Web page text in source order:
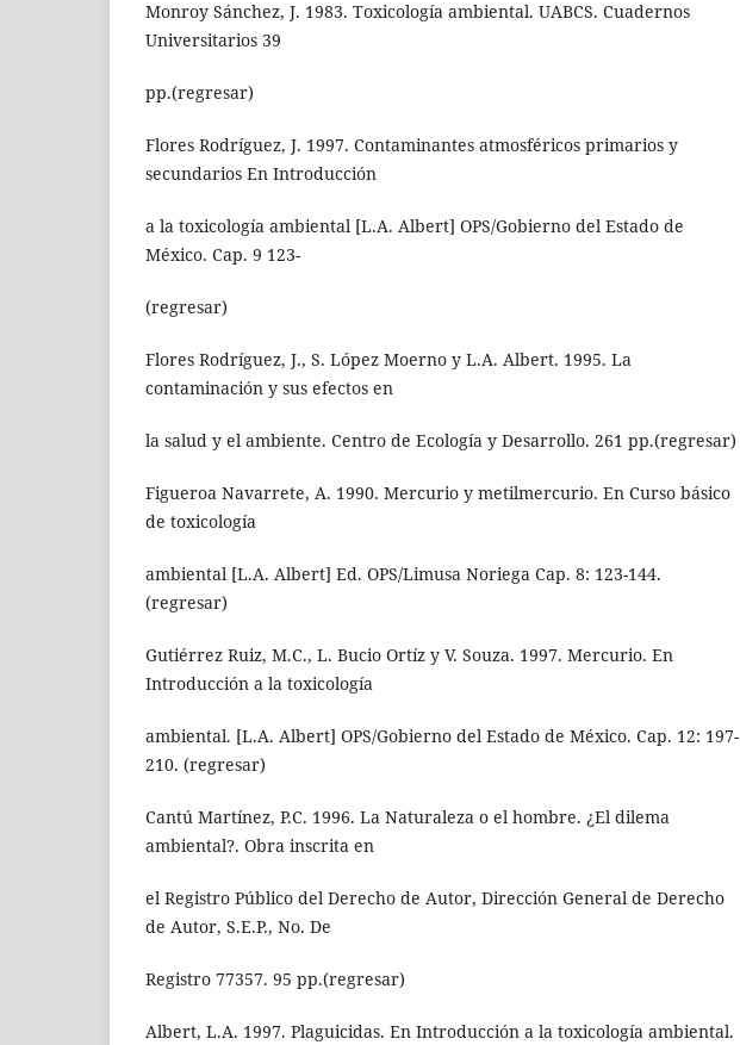
Monroy Sánchez, J. 1983. Toxicología ambiental. UABCS. Cuadernos
Universitarios 39
pp.(regresar)
Flores Rodríguez, J. 1997. Contaminantes atmosféricos primarios y
secundarios En Introducción
a la toxicología ambiental [L.A. Albert] OPS/Gobierno del Estado de
México. Cap. 9 123-
(regresar)
Flores Rodríguez, J., S. López Moerno y L.A. Albert. 1995. La
contaminación y sus efectos en
la salud y el ambiente. Centro de Ecología y Desarrollo. 261 pp.(regresar)
Figueroa Navarrete, A. 1990. Mercurio y metilmercurio. En Curso básico
de toxicología
ambiental [L.A. Albert] Ed. OPS/Limusa Noriega Cap. 8: 123-144.
(regresar)
Gutiérrez Ruiz, M.C., L. Bucio Ortíz y V. Souza. 1997. Mercurio. En
Introducción a la toxicología
ambiental. [L.A. Albert] OPS/Gobierno del Estado de México. Cap. 12: 197-
210. (regresar)
Cantú Martínez, P.C. 1996. La Naturaleza o el hombre. ¿El dilema
ambiental?. Obra inscrita en
el Registro Público del Derecho de Autor, Dirección General de Derecho
de Autor, S.E.P., No. De
Registro 77357. 95 pp.(regresar)
Albert, L.A. 1997. Plaguicidas. En Introducción a la toxicología ambiental.